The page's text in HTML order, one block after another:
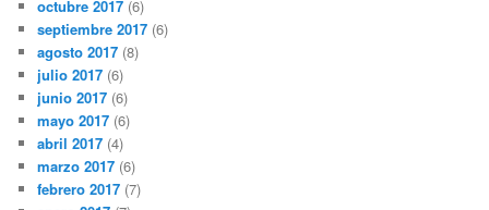
octubre 2017 (6)
septiembre 2017 (6)
agosto 2017 (8)
julio 2017 (6)
junio 2017 (6)
mayo 2017 (6)
abril 2017 (4)
marzo 2017 (6)
febrero 2017 (7)